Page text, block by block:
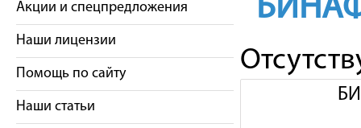
Акции и спецпредложения
Наши лицензии
Помощь по сайту
Наши статьи